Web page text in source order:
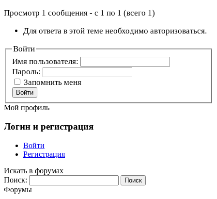
Просмотр 1 сообщения - с 1 по 1 (всего 1)
Для ответа в этой теме необходимо авторизоваться.
Войти
Имя пользователя:
Пароль:
Запомнить меня
Войти
Мой профиль
Логин и регистрация
Войти
Регистрация
Искать в форумах
Поиск:
Форумы